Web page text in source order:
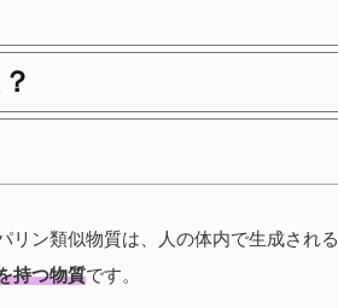
リン類似物質は、人の体内で生成される
持つ物質です。